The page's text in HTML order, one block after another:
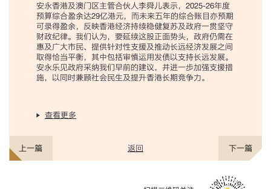
安永香港及澳门区主管合伙人李舜儿表示，2025-26年度
预算综合盈余达29亿港元，而未来五年的综合账目亦预期
可录得盈余，反映香港经济持续稳健复苏及政府一贯坚守
财政纪律。我们认为，要延续这股正面势头，政府仍需在
惠及广大市民、提供针对性支援及推动长远经济发展之间
取得恰当平衡，其中包括审慎运用发债以支持长远发展。
安永乐见政府采纳我们早前的建议，并进一步加强支援措
施，以同时兼顾社会民生及提升香港长期竞争力。
查看更多
上一篇 返回 下一篇